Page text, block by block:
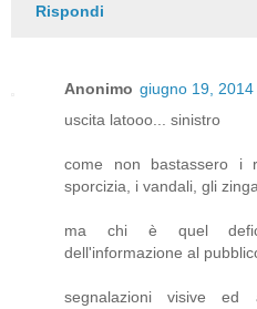
Rispondi
Anonimo giugno 19, 2014
uscita latooo... sinistro
come non bastassero i
sporcizia, i vandali, gli
ma chi è quel
dell'informazione al
segnalazioni visive ed